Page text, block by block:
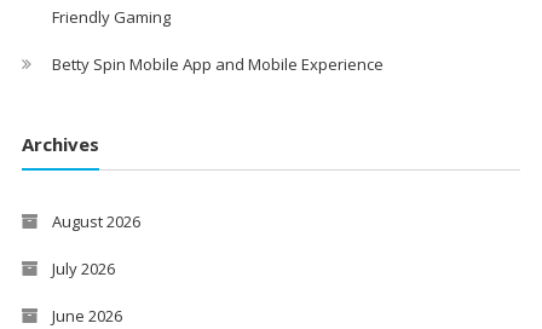
Friendly Gaming
Betty Spin Mobile App and Mobile Experience
Archives
August 2026
July 2026
June 2026